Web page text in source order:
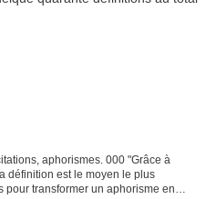
aphorismes. 000 "Grâce à
définition est le moyen le plus
pour transformer un aphorisme en